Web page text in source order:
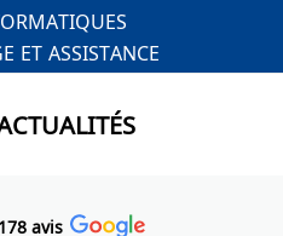
ET ASSISTANCE
178 avis